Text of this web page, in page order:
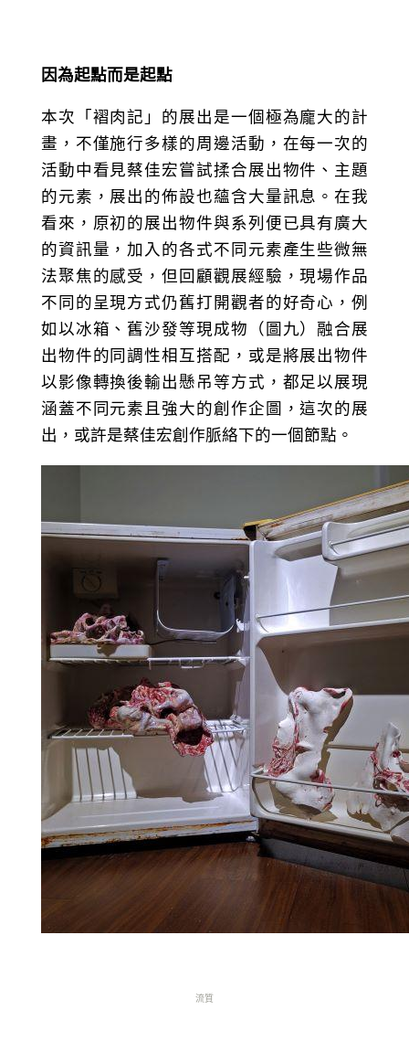
因為起點而是起點
本次「褶肉記」的展出是一個極為龐大的計
畫，不僅施行多樣的周邊活動，在每一次的
活動中看見蔡佳宏嘗試揉合展出物件、主題
的元素，展出的佈設也蘊含大量訊息。在我
看來，原初的展出物件與系列便已具有廣大
的資訊量，加入的各式不同元素產生些微無
法聚焦的感受，但回顧觀展經驗，現場作品
不同的呈現方式仍舊打開觀者的好奇心，例
如以冰箱、舊沙發等現成物（圖九）融合展
出物件的同調性相互搭配，或是將展出物件
以影像轉換後輸出懸吊等方式，都足以展現
涵蓋不同元素且強大的創作企圖，這次的展
出，或許是蔡佳宏創作脈絡下的一個節點。
流質